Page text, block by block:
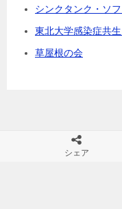
シンクタンク・ソ
東北大学感染症共
草屋根の会
村田裕之の団塊・シニア
シェア